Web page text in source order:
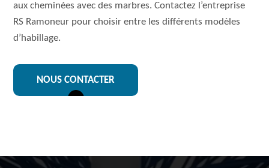
aux cheminées avec des marbres. Contactez l’entreprise
RS Ramoneur pour choisir entre les différents modèles
d’habillage.
NOUS CONTACTER